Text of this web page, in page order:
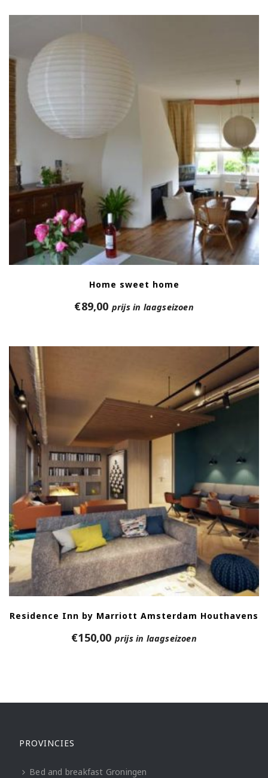
Home sweet home
€89,00 prijs in laagseizoen
Residence Inn by Marriott Amsterdam Houthavens
€150,00 prijs in laagseizoen
PROVINCIES
Bed and breakfast Groningen